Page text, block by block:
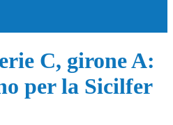
C, girone A:
per la Sicilfer